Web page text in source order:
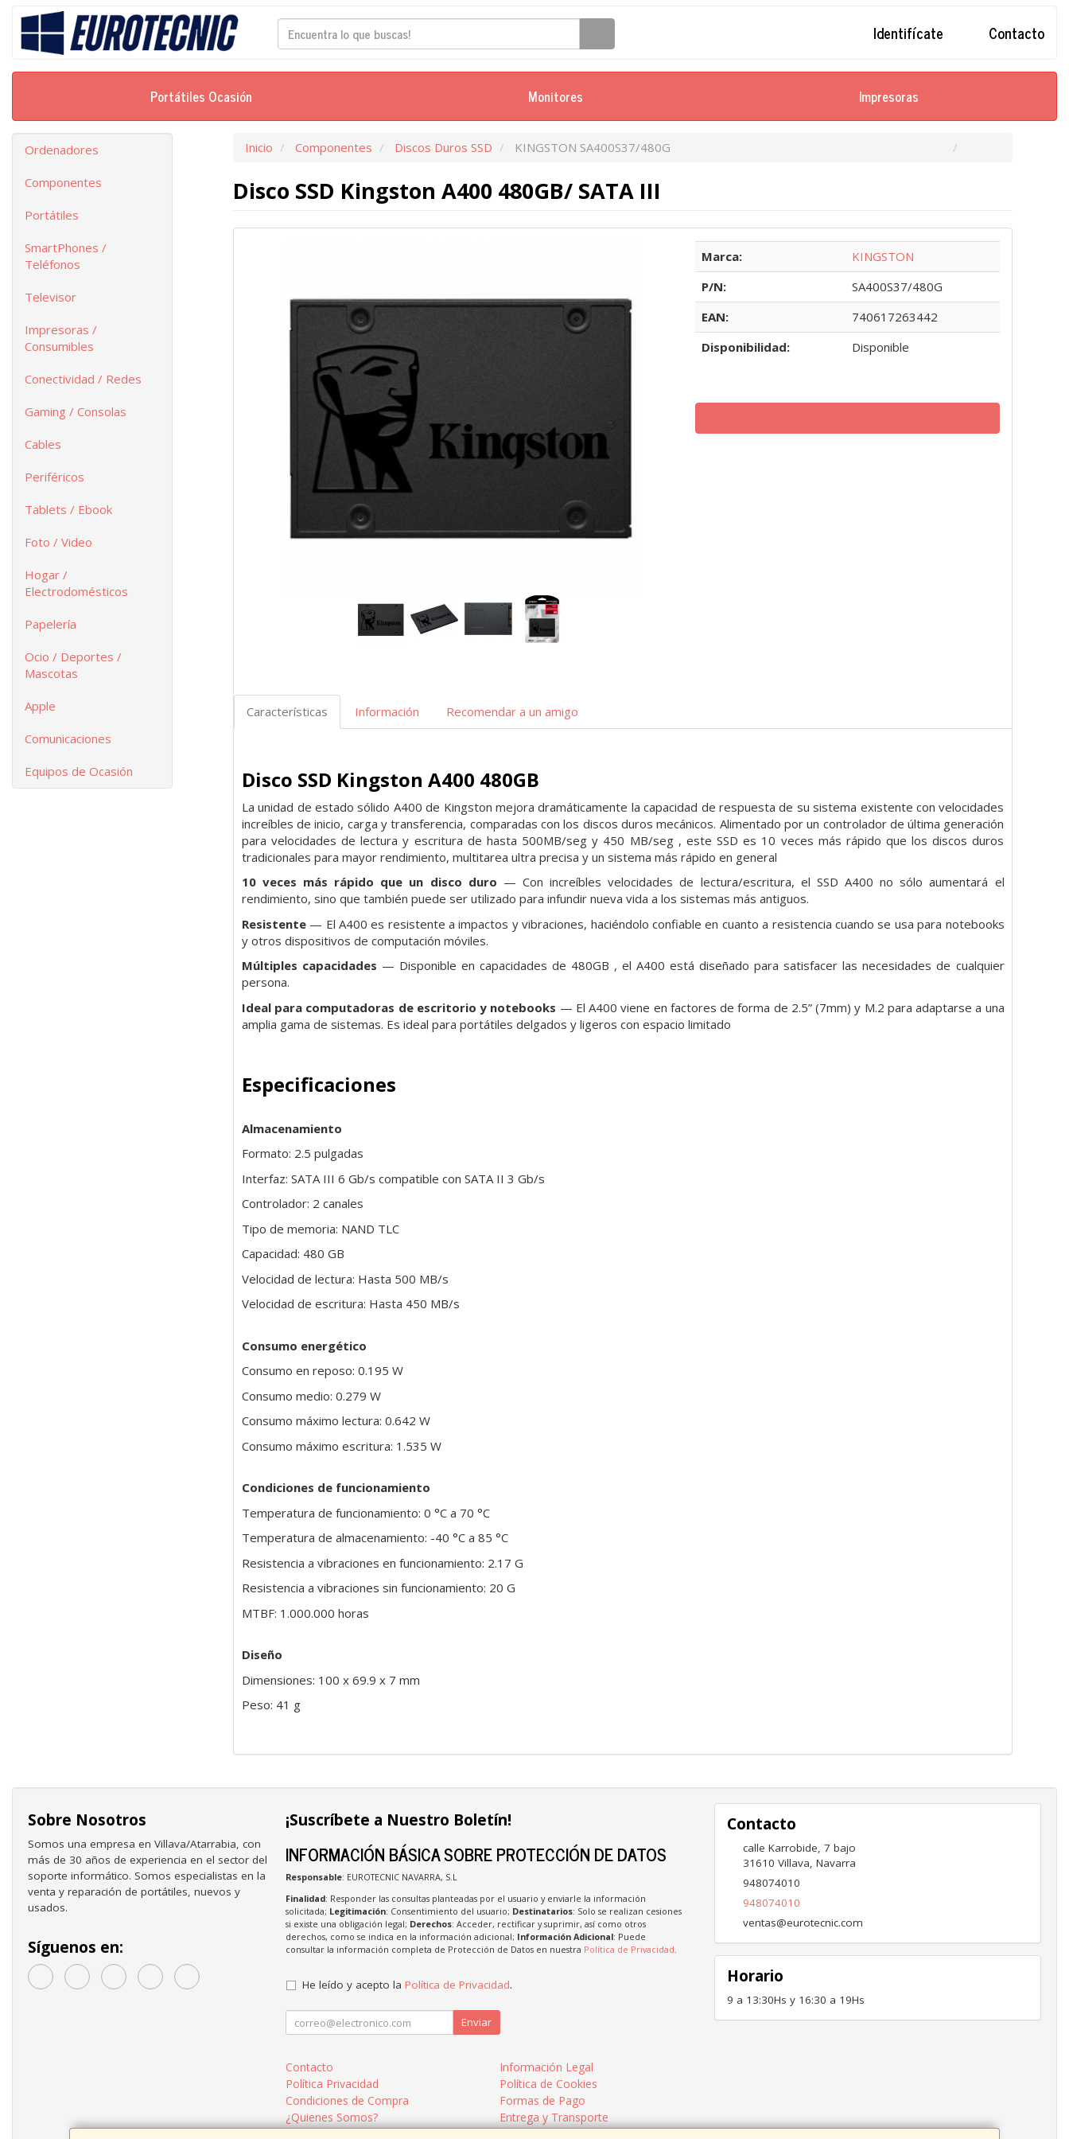
Identifícate Contacto
Portátiles Ocasión Monitores Impresoras
Ordenadores
Componentes
Portátiles
SmartPhones /
Teléfonos
Televisor
Impresoras /
Consumibles
Conectividad / Redes
Gaming / Consolas
Cables
Periféricos
Tablets / Ebook
Foto / Video
Hogar /
Electrodomésticos
Papelería
Ocio / Deportes /
Mascotas
Apple
Comunicaciones
Equipos de Ocasión
Inicio Componentes Discos Duros SSD KINGSTON SA400S37/480G
Disco SSD Kingston A400 480GB/ SATA III
Marca:
KINGSTON
P/N:
SA400S37/480G
EAN:
740617263442
Disponibilidad:
Disponible
Características Información Recomendar a un amigo
Disco SSD Kingston A400 480GB
La unidad de estado sólido A400 de Kingston mejora dramáticamente la capacidad de respuesta de su sistema existente con velocidades
increíbles de inicio, carga y transferencia, comparadas con los discos duros mecánicos. Alimentado por un controlador de última generación
para velocidades de lectura y escritura de hasta 500MB/seg y 450 MB/seg , este SSD es 10 veces más rápido que los discos duros
tradicionales para mayor rendimiento, multitarea ultra precisa y un sistema más rápido en general
10 veces más rápido que un disco duro — Con increíblesvelocidades de lectura/escritura, el SSD A400 no sólo aumentará el
rendimiento, sino que también puede ser utilizado para infundir nueva vida a los sistemas más antiguos.
Resistente— El A400 es resistente a impactos y vibraciones, haciéndolo confiable en cuanto a resistencia cuando se usa para notebooks
y otros dispositivos de computación móviles.
Múltiples capacidades — Disponible en capacidades de 480GB , el A400 está diseñado para satisfacer lasnecesidades de cualquier
persona.
Ideal para computadoras de escritorio y notebooks — El A400viene en factores de forma de 2.5” (7mm) y M.2 para adaptarse a una
amplia gama de sistemas. Es ideal para portátiles delgados y ligeros con espacio limitado
Especificaciones
Almacenamiento
Formato: 2.5 pulgadas
Interfaz: SATA III 6 Gb/s compatible con SATA II 3 Gb/s
Controlador: 2 canales
Tipo de memoria: NAND TLC
Capacidad: 480 GB
Velocidad de lectura: Hasta 500 MB/s
Velocidad de escritura: Hasta 450 MB/s
Consumo energético
Consumo en reposo: 0.195 W
Consumo medio: 0.279 W
Consumo máximo lectura: 0.642 W
Consumo máximo escritura: 1.535 W
Condiciones de funcionamiento
Temperatura de funcionamiento: 0 °C a 70 °C
Temperatura de almacenamiento: -40 °C a 85 °C
Resistencia a vibraciones en funcionamiento: 2.17 G
Resistencia a vibraciones sin funcionamiento: 20 G
MTBF: 1.000.000 horas
Diseño
Dimensiones: 100 x 69.9 x 7 mm
Peso: 41 g
Sobre Nosotros
Somos una empresa en Villava/Atarrabia, con
más de 30 años de experiencia en el sector del
soporte informático. Somos especialistas en la
venta y reparación de portátiles, nuevos y
usados.
Síguenos en:
¡Suscríbete a Nuestro Boletín!
INFORMACIÓN BÁSICA SOBRE PROTECCIÓN DE DATOS
Responsable: EUROTECNIC NAVARRA, S.L
Finalidad: Responder las consultas planteadas por el usuario y enviarle la información
solicitada; Legitimación: Consentimiento del usuario; Destinatarios: Solo se realizan cesiones
si existe una obligación legal; Derechos: Acceder, rectificar y suprimir, así como otros
derechos, como se indica en la información adicional; Información Adicional: Puede
consultar la información completa de Protección de Datos en nuestra Política de Privacidad
He leído y acepto la Política de Privacidad.
Enviar
Contacto
Información Legal
Política Privacidad
Política de Cookies
Condiciones de Compra
Formas de Pago
¿Quienes Somos?
Entrega y Transporte
Contacto
calle Karrobide, 7 bajo
31610 Villava, Navarra
948074010
948074010
ventas@eurotecnic.com
Horario
9 a 13:30Hs y 16:30 a 19Hs